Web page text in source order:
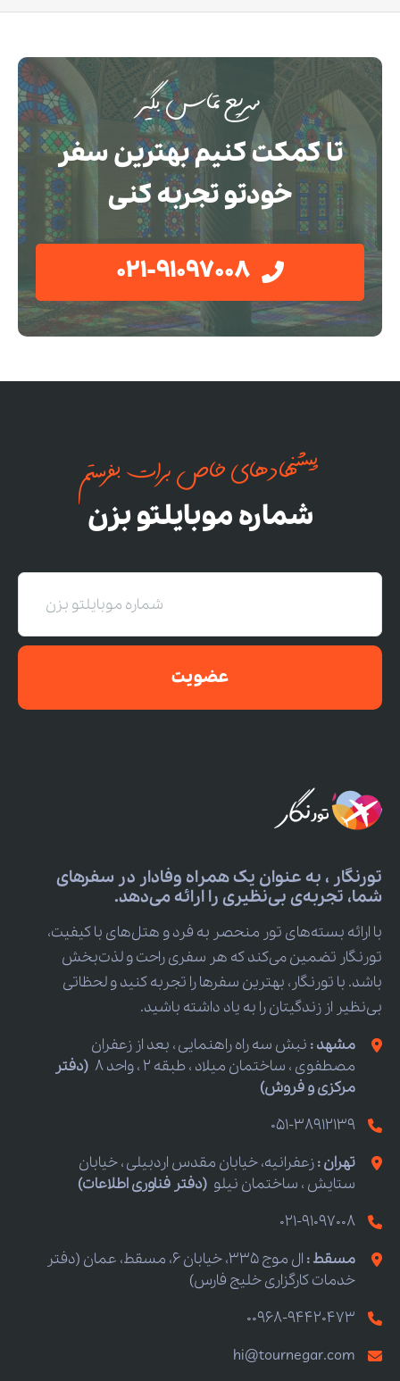
سریع تماس بگیر
تا کمکت کنیم بهترین سفر
خودتو تجربه کنی
021-91097008
پیشنهادهای خاص برات بفرستم
شماره موبایلتو بزن
عضویت
تورنگار ، به عنوان یک همراه وفادار در سفرهای
شما، تجربه‌ی بی‌نظیری را ارائه می‌دهد.
با ارائه بسته‌های تور منحصر به فرد و هتل‌های با کیفیت،
تورنگار تضمین می‌کند که هر سفری راحت و لذت‌بخش
باشد. با تورنگار، بهترین سفرها را تجربه کنید و لحظاتی
بی‌نظیر از زندگیتان را به یاد داشته باشید.
مشهد : نبش سه راه راهنمایی ، بعد از زعفران
مصطفوی ، ساختمان میلاد ، طبقه 2 ، واحد 8
(دفتر
مرکزی و فروش)
051-38912139
تهران :زعفرانیه، خیابان مقدس اردبیلی ، خیابان
ستایش ، ساختمان نیلو (دفتر فناوری اطلاعات)
021-91097008
مسقط :
ال موج 335، خیابان 6، مسقط، عمان (دفتر
خدمات کارگزاری خلیج فارس)
00968-94420473
hi@tournegar.com